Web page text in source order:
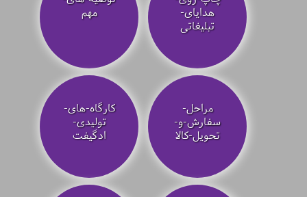
هدایای-
تبلیغاتی
مهم
مراحل-
سفارش-و-
تحویل-کالا
کارگاه-های-
تولیدی-
ادگیفت